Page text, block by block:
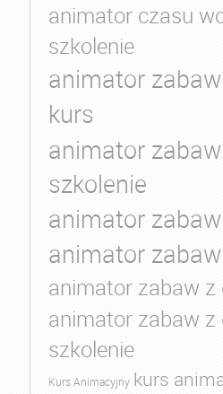
animator czasu
szkolenie
animator
kurs
animator
szkolenie
animator
animator
animator zabaw z
animator zabaw z
szkolenie
Kurs Animacyjny kurs